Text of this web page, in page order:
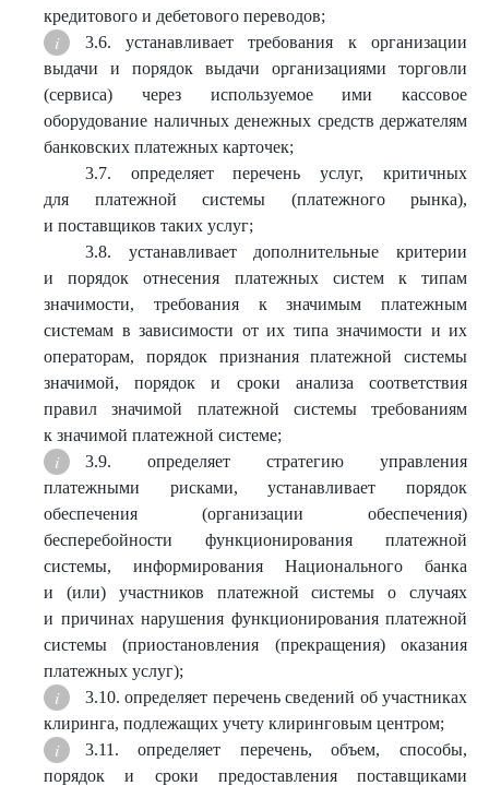
кредитового и дебетового переводов;
3.6. устанавливает требования к организации
выдачи и порядок выдачи организациями торговли
(сервиса) через используемое ими кассовое
оборудование наличных денежных средств держателям
банковских платежных карточек;
3.7. определяет перечень услуг, критичных
для платежной системы (платежного рынка),
и поставщиков таких услуг;
3.8. устанавливает дополнительные критерии
и порядок отнесения платежных систем к типам
значимости, требования к значимым платежным
системам в зависимости от их типа значимости и их
операторам, порядок признания платежной системы
значимой, порядок и сроки анализа соответствия
правил значимой платежной системы требованиям
к значимой платежной системе;
3.9. определяет стратегию управления
платежными рисками, устанавливает порядок
обеспечения (организации обеспечения)
бесперебойности функционирования платежной
системы, информирования Национального банка
и (или) участников платежной системы о случаях
и причинах нарушения функционирования платежной
системы (приостановления (прекращения) оказания
платежных услуг);
3.10. определяет перечень сведений об участниках
клиринга, подлежащих учету клиринговым центром;
3.11. определяет перечень, объем, способы,
порядок и сроки предоставления поставщиками